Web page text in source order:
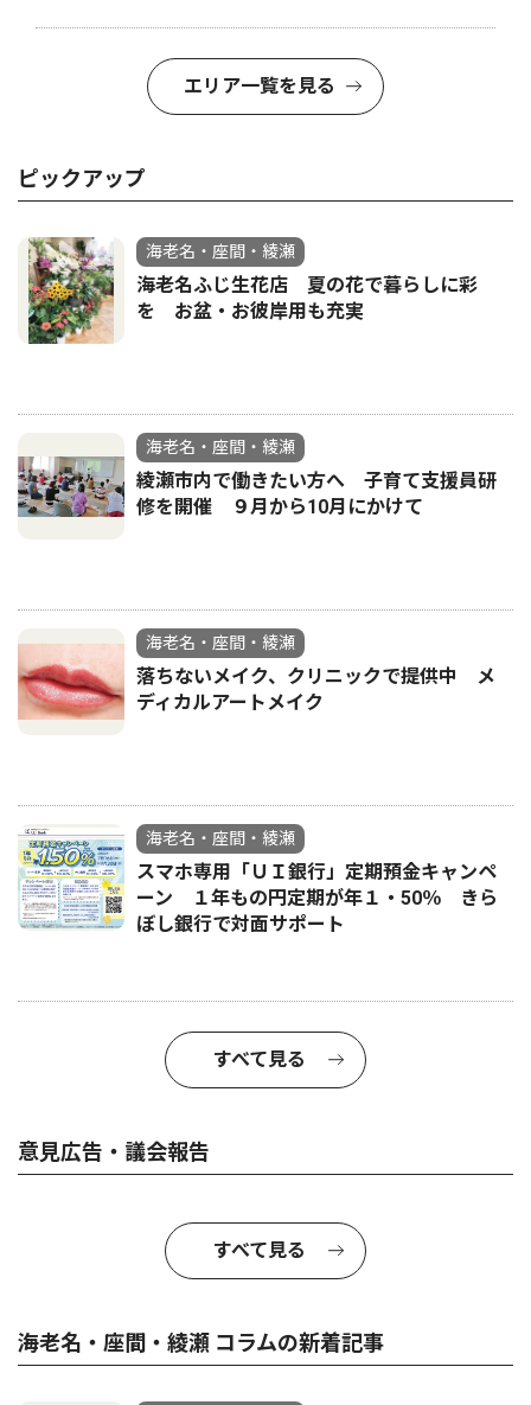
エリア一覧を見る
ピックアップ
海老名・座間・綾瀬
海老名ふじ生花店 夏の花で暮らしに彩
を お盆・お彼岸用も充実
海老名・座間・綾瀬
綾瀬市内で働きたい方へ 子育て支援員研
修を開催 ９月から10月にかけて
海老名・座間・綾瀬
落ちないメイク、クリニックで提供中 メ
ディカルアートメイク
海老名・座間・綾瀬
スマホ専用「ＵＩ銀行」定期預金キャンペ
ーン １年もの円定期が年１・50％ きら
ぼし銀行で対面サポート
すべて見る
意見広告・議会報告
すべて見る
海老名・座間・綾瀬 コラムの新着記事